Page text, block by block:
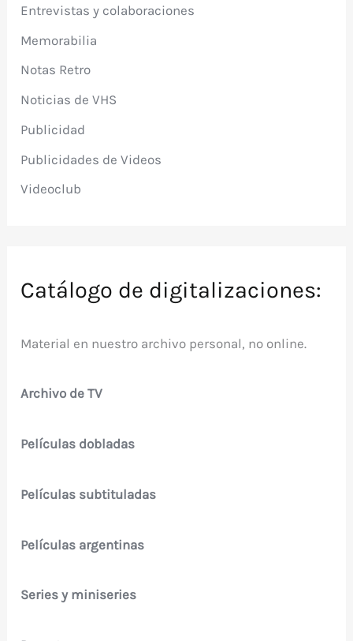
Entrevistas y colaboraciones
Memorabilia
Notas Retro
Noticias de VHS
Publicidad
Publicidades de Videos
Videoclub
Catálogo de digitalizaciones:
Material en nuestro archivo personal, no online.
Archivo de TV
Películas dobladas
Películas subtituladas
Películas argentinas
Series y miniseries